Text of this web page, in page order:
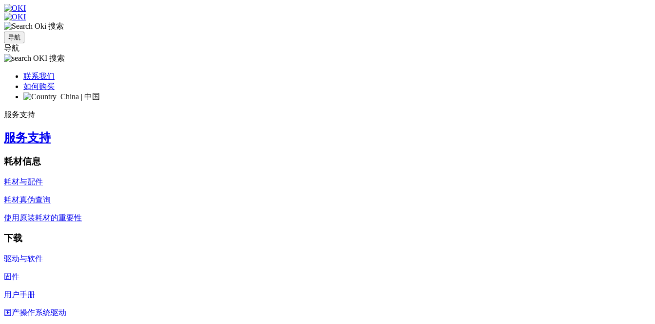
搜索
导航
导航
搜索
联系我们
如何购买
China | 中国
服务支持
服务支持
耗材信息
耗材与配件
耗材真伪查询
使用原装耗材的重要性
下载
驱动与软件
固件
用户手册
国产操作系统驱动